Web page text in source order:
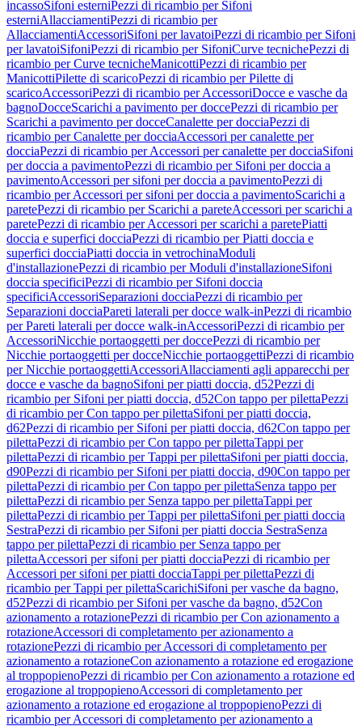
incassoSifoni esterniPezzi di ricambio per Sifoni
esterniAllacciamentiPezzi di ricambio per
AllacciamentiAccessoriSifoni per lavatoiPezzi di ricambio per Sifoni
per lavatoiSifoniPezzi di ricambio per SifoniCurve tecnichePezzi di
ricambio per Curve tecnicheManicottiPezzi di ricambio per
ManicottiPilette di scaricoPezzi di ricambio per Pilette di
scaricoAccessoriPezzi di ricambio per AccessoriDocce e vasche da
bagnoDocceScarichi a pavimento per doccePezzi di ricambio per
Scarichi a pavimento per docceCanalette per docciaPezzi di
ricambio per Canalette per docciaAccessori per canalette per
docciaPezzi di ricambio per Accessori per canalette per docciaSifoni
per doccia a pavimentoPezzi di ricambio per Sifoni per doccia a
pavimentoAccessori per sifoni per doccia a pavimentoPezzi di
ricambio per Accessori per sifoni per doccia a pavimentoScarichi a
paretePezzi di ricambio per Scarichi a pareteAccessori per scarichi a
paretePezzi di ricambio per Accessori per scarichi a paretePiatti
doccia e superfici docciaPezzi di ricambio per Piatti doccia e
superfici docciaPiatti doccia in vetrochinaModuli
d'installazionePezzi di ricambio per Moduli d'installazioneSifoni
doccia specificiPezzi di ricambio per Sifoni doccia
specificiAccessoriSeparazioni docciaPezzi di ricambio per
Separazioni docciaPareti laterali per docce walk-inPezzi di ricambio
per Pareti laterali per docce walk-inAccessoriPezzi di ricambio per
AccessoriNicchie portaoggetti per doccePezzi di ricambio per
Nicchie portaoggetti per docceNicchie portaoggettiPezzi di ricambio
per Nicchie portaoggettiAccessoriAllacciamenti agli apparecchi per
docce e vasche da bagnoSifoni per piatti doccia, d52Pezzi di
ricambio per Sifoni per piatti doccia, d52Con tappo per pilettaPezzi
di ricambio per Con tappo per pilettaSifoni per piatti doccia,
d62Pezzi di ricambio per Sifoni per piatti doccia, d62Con tappo per
pilettaPezzi di ricambio per Con tappo per pilettaTappi per
pilettaPezzi di ricambio per Tappi per pilettaSifoni per piatti doccia,
d90Pezzi di ricambio per Sifoni per piatti doccia, d90Con tappo per
pilettaPezzi di ricambio per Con tappo per pilettaSenza tappo per
pilettaPezzi di ricambio per Senza tappo per pilettaTappi per
pilettaPezzi di ricambio per Tappi per pilettaSifoni per piatti doccia
SestraPezzi di ricambio per Sifoni per piatti doccia SestraSenza
tappo per pilettaPezzi di ricambio per Senza tappo per
pilettaAccessori per sifoni per piatti docciaPezzi di ricambio per
Accessori per sifoni per piatti docciaTappi per pilettaPezzi di
ricambio per Tappi per pilettaScarichiSifoni per vasche da bagno,
d52Pezzi di ricambio per Sifoni per vasche da bagno, d52Con
azionamento a rotazionePezzi di ricambio per Con azionamento a
rotazioneAccessori di completamento per azionamento a
rotazionePezzi di ricambio per Accessori di completamento per
azionamento a rotazioneCon azionamento a rotazione ed erogazione
al troppopienoPezzi di ricambio per Con azionamento a rotazione ed
erogazione al troppopienoAccessori di completamento per
azionamento a rotazione ed erogazione al troppopienoPezzi di
ricambio per Accessori di completamento per azionamento a